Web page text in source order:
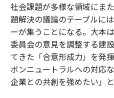
社会課題が多様な領域にま
題解決の議論のテーブルに
ーが集うことになる。大本
委員会の意見を調整する建
てきた「合意形成力」を発
ボンニュートラルへの対応
企業との共創を強めたい」と